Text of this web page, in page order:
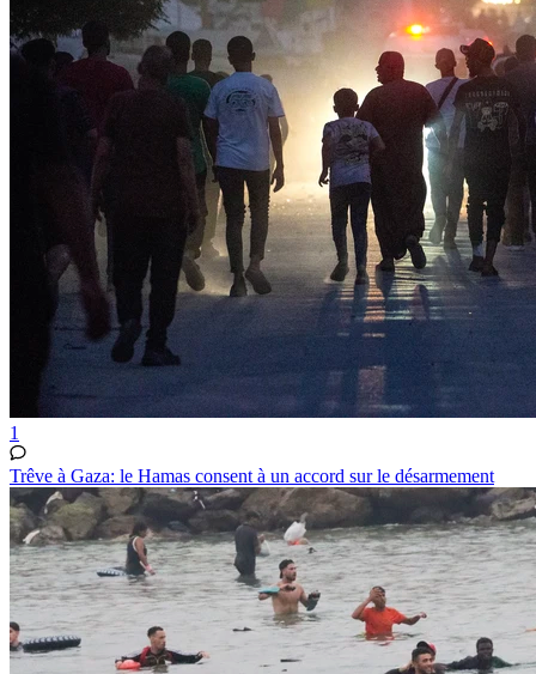
1
Trêve à Gaza: le Hamas consent à un accord sur le désarmement